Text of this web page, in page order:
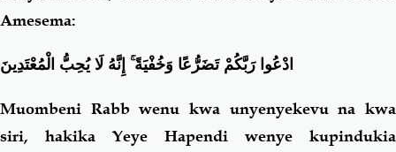
Amesema:
ادْعُوا رَبَّكُمْ تَضَرُّعًا وَخُفْيَةًۚ إِنَّهُ لَا يُحِبُّ الْمُعْتَدِينَ
Muombeni Rabb wenu kwa unyenyekevu na kwa
siri, hakika Yeye Hapendi wenye kupindukia